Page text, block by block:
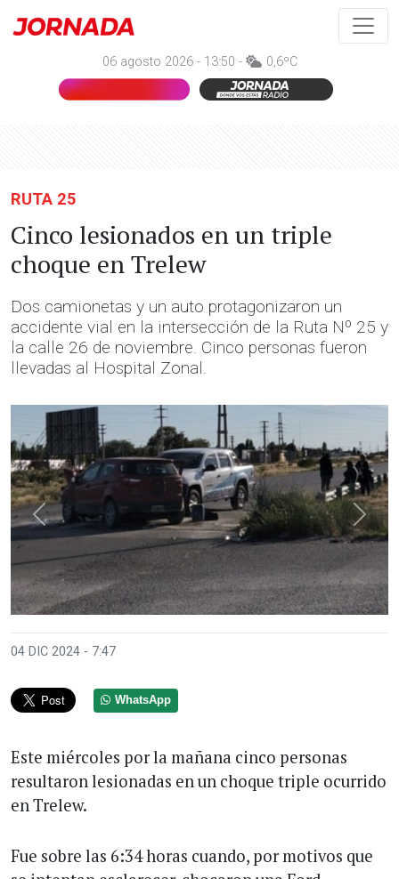
06 agosto 2026 - 13:50 - 0,6ºC
RUTA 25
Cinco lesionados en un triple
choque en Trelew
Dos camionetas y un auto protagonizaron un
accidente vial en la intersección de la Ruta Nº 25 y
la calle 26 de noviembre. Cinco personas fueron
llevadas al Hospital Zonal.
Anterior
04 DIC 2024 - 7:47
WhatsApp
Este miércoles por la mañana cinco personas
resultaron lesionadas en un choque triple ocurrido
en Trelew.
Fue sobre las 6:34 horas cuando, por motivos que